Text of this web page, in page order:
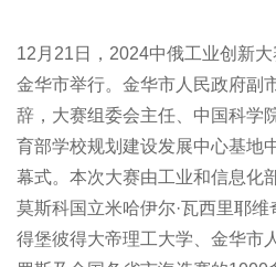
12月21日，2024中俄工业创新
金华市举行。金华市人民政府副
辞，大赛组委会主任、中国科学
育部学校规划建设发展中心基地
幕式。本次大赛由工业和信息化
莫斯科国立米哈伊尔·瓦西里耶维
得堡彼得大帝理工大学、金华市